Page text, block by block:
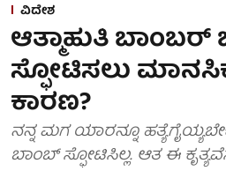
ವಿದೇಶ
ಆತ್ಮಾಹುತಿ
ಸ್ಫೋಟಿಸಲು
ಕಾರಣ?
ನನ್ನ ಮಗ ಯಾರನ್ನೂ
ಬಾಂಬ್